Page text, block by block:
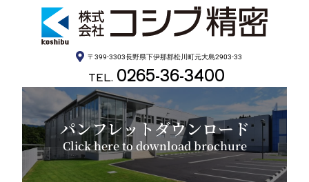
〒399-3303長野県下伊那郡松川町元大島2903-33
TEL. 0265-36-3400
パンフレットダウンロード
Click here to download brochure